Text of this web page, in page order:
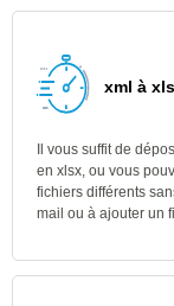
xml à
Il vous suffit de
en xlsx, ou vous
fichiers différents
mail ou à ajouter un